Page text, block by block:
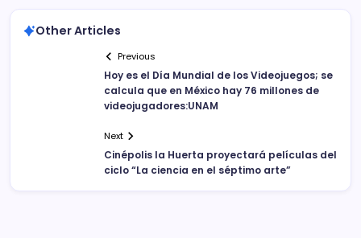
Other Articles
Previous
Hoy es el Día Mundial de los Videojuegos; se
calcula que en México hay 76 millones de
videojugadores:UNAM
Next
Cinépolis la Huerta proyectará películas del
ciclo “La ciencia en el séptimo arte”